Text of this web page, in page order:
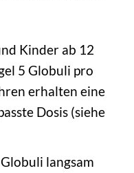
Kinder ab 12
5 Globuli pro
erhalten eine
Dosis (siehe
langsam